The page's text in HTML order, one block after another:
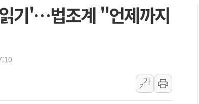
'월가의 황제' 다이먼 "금융시장 레버리지
양주 섬유염색공장서 화재 1명 중상…대응
김정관 산업부 장관 "주 52시간 손봐야,
해군 1함대 창설 80주년…지역과 함께하
[3보] 북, 원산서 동해로 단거리 탄도미사
우크라 드론 전술, 중남미 콜롬비아에 새
동해해경, 독도 해상서 부유물 감긴 어선 구조
기'…법조계 "언제까지
가
가